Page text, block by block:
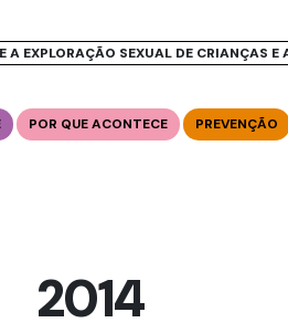
EXPLORAÇÃO SEXUAL DE CRIANÇAS E
POR QUE ACONTECE PREVENÇÃO
2014